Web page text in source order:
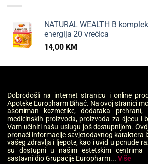
NATURAL WEALTH B
energija 20 vrećica
14,00 KM
Dobrodošli na internet stranicu i online
Apoteke Europharm Bihać. Na ovoj stranici
asortiman kozmetike, dodataka prehrani,
medicinskih proizvoda, proizvoda za djecu i
Vam učiniti našu uslugu još dostupnijom.
pronaći informacije savjetodavnog karaktera
vašeg zdravlja i ljepote, kao i uvid u ponude
su dostupni u našim estetskim centrima
sastavni dio Grupacije Europharm... Više